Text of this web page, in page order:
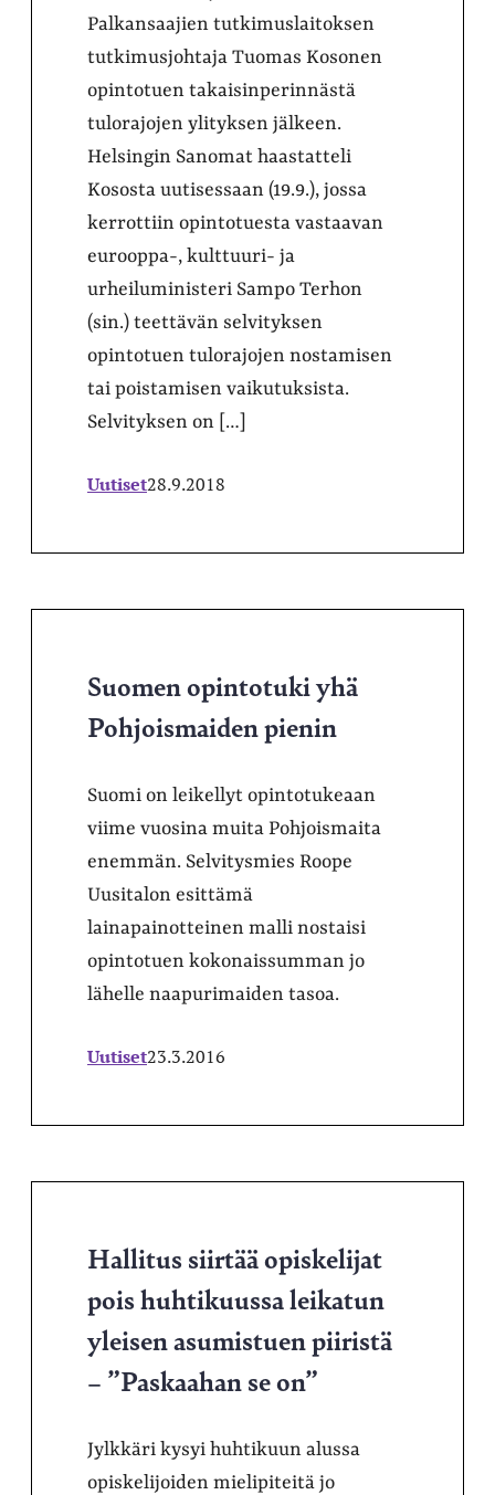
Palkansaajien tutkimuslaitoksen
tutkimusjohtaja Tuomas Kosonen
opintotuen takaisinperinnästä
tulorajojen ylityksen jälkeen.
Helsingin Sanomat haastatteli
Kososta uutisessaan (19.9.), jossa
kerrottiin opintotuesta vastaavan
eurooppa-, kulttuuri- ja
urheiluministeri Sampo Terhon
(sin.) teettävän selvityksen
opintotuen tulorajojen nostamisen
tai poistamisen vaikutuksista.
Selvityksen on […]
Uutiset28.9.2018
Suomen opintotuki yhä
Pohjoismaiden pienin
Suomi on leikellyt opintotukeaan
viime vuosina muita Pohjoismaita
enemmän. Selvitysmies Roope
Uusitalon esittämä
lainapainotteinen malli nostaisi
opintotuen kokonaissumman jo
lähelle naapurimaiden tasoa.
Uutiset23.3.2016
Hallitus siirtää opiskelijat
pois huhtikuussa leikatun
yleisen asumistuen piiristä
– ”Paskaahan se on”
Jylkkäri kysyi huhtikuun alussa
opiskelijoiden mielipiteitä jo